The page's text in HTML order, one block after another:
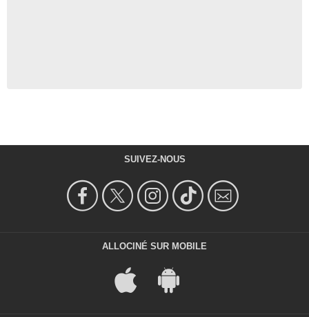
SUIVEZ-NOUS
ALLOCINÉ SUR MOBILE